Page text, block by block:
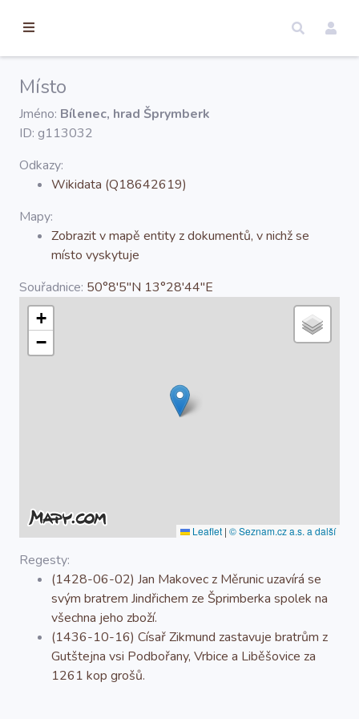
Úvod
Hledat
Mapy
Místo
Jméno: Bílenec, hrad Šprymberk
ID: g113032
Odkazy:
Wikidata (Q18642619)
Mapy:
Zobrazit v mapě entity z dokumentů, v nichž se
místo vyskytuje
Souřadnice: 50°8'5''N 13°28'44''E
+
−
Leaflet | © Seznam.cz a.s. a další
Regesty:
(1428-06-02) Jan Makovec z Měrunic uzavírá se
svým bratrem Jindřichem ze Šprimberka spolek na
všechna jeho zboží.
(1436-10-16) Císař Zikmund zastavuje bratrům z
Gutštejna vsi Podbořany, Vrbice a Liběšovice za
1261 kop grošů.